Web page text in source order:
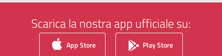
Scarica la nostra app ufficiale su:
App Store Play Store